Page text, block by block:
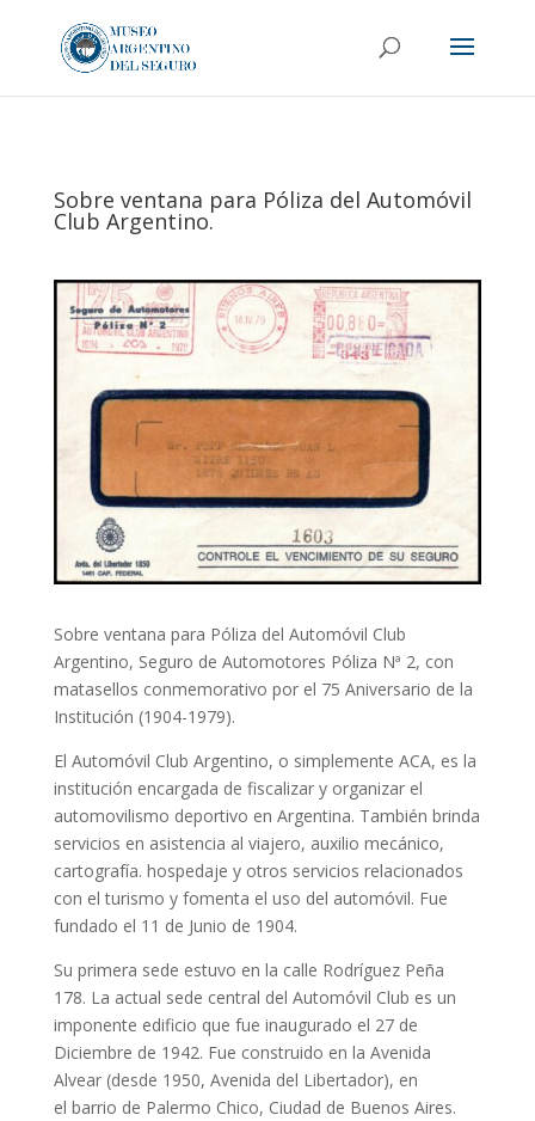
Sobre ventana para Póliza del Automóvil
Club Argentino.
Sobre ventana para Póliza del Automóvil Club
Argentino, Seguro de Automotores Póliza Nª 2, con
matasellos conmemorativo por el 75 Aniversario de la
Institución (1904-1979).
El Automóvil Club Argentino, o simplemente ACA, es la
institución encargada de fiscalizar y organizar el
automovilismo deportivo en Argentina. También brinda
servicios en asistencia al viajero, auxilio mecánico,
cartografía. hospedaje y otros servicios relacionados
con el turismo y fomenta el uso del automóvil. Fue
fundado el 11 de Junio de 1904.
Su primera sede estuvo en la calle Rodríguez Peña
178. La actual sede central del Automóvil Club es un
imponente edificio que fue inaugurado el 27 de
Diciembre de 1942. Fue construido en la Avenida
Alvear (desde 1950, Avenida del Libertador), en
el barrio de Palermo Chico, Ciudad de Buenos Aires.